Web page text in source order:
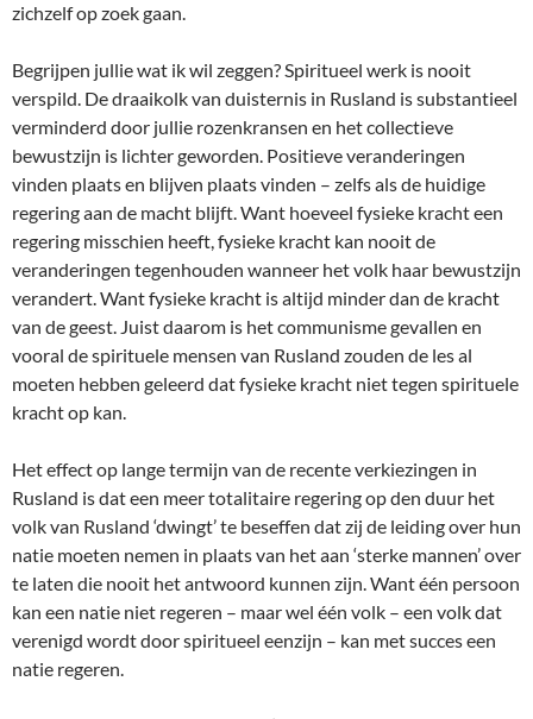
zichzelf op zoek gaan.
Begrijpen jullie wat ik wil zeggen? Spiritueel werk is nooit
verspild. De draaikolk van duisternis in Rusland is substantieel
verminderd door jullie rozenkransen en het collectieve
bewustzijn is lichter geworden. Positieve veranderingen
vinden plaats en blijven plaats vinden – zelfs als de huidige
regering aan de macht blijft. Want hoeveel fysieke kracht een
regering misschien heeft, fysieke kracht kan nooit de
veranderingen tegenhouden wanneer het volk haar bewustzijn
verandert. Want fysieke kracht is altijd minder dan de kracht
van de geest. Juist daarom is het communisme gevallen en
vooral de spirituele mensen van Rusland zouden de les al
moeten hebben geleerd dat fysieke kracht niet tegen spirituele
kracht op kan.
Het effect op lange termijn van de recente verkiezingen in
Rusland is dat een meer totalitaire regering op den duur het
volk van Rusland ‘dwingt’ te beseffen dat zij de leiding over hun
natie moeten nemen in plaats van het aan ‘sterke mannen’ over
te laten die nooit het antwoord kunnen zijn. Want één persoon
kan een natie niet regeren – maar wel één volk – een volk dat
verenigd wordt door spiritueel eenzijn – kan met succes een
natie regeren.